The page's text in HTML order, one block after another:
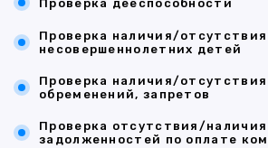
Проверка дееспособности
Проверка наличия/отсутствия
несовершеннолетних детей
Проверка наличия/отсутствия
обременений, запретов
Проверка отсутствия/наличия
задолженностей по оплате